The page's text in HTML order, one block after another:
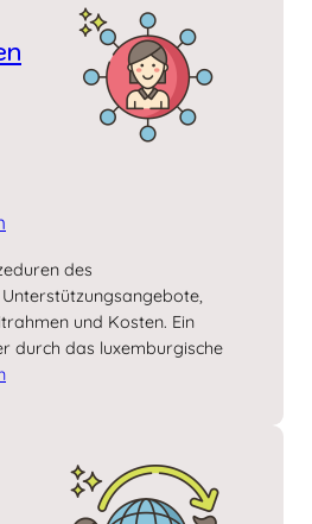
des
und Kosten. Ein
durch das luxemburgische